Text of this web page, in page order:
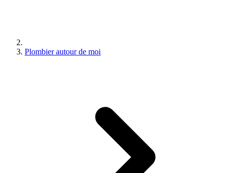
Plombier autour de moi